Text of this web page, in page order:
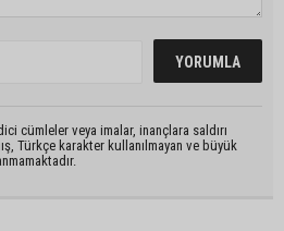
cümleler veya imalar, inançlara saldırı
Türkçe karakter kullanılmayan ve büyük